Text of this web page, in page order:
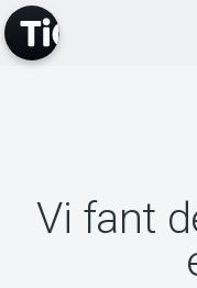
Vi fant